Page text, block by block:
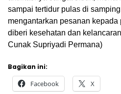
sampai tertidur pulas di
mengantarkan pesanan
diberi kesehatan dan
Cunak Supriyadi Permana)
Bagikan ini:
Facebook X